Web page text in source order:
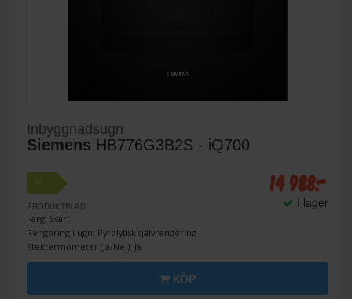
Inbyggnadsugn
Siemens HB776G3B2S - iQ700
A+
PRODUKTBLAD
Färg: Svart
Rengöring i ugn: Pyrolytisk självrengöring
Stektermometer (Ja/Nej): Ja
14 988:-
I lager
KÖP